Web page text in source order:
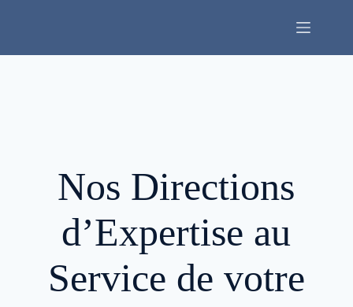
Nos Directions
d’Expertise au
Service de votre